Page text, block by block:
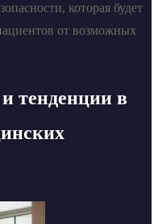
которая будет
от возможных
тенденции в